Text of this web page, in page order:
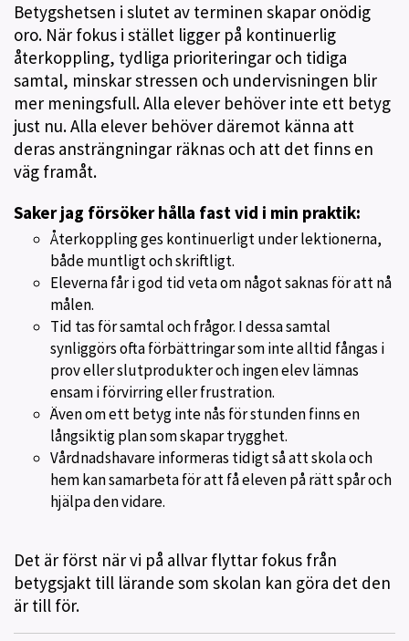
Betygshetsen i slutet av terminen skapar onödig
oro. När fokus i stället ligger på kontinuerlig
återkoppling, tydliga prioriteringar och tidiga
samtal, minskar stressen och undervisningen blir
mer meningsfull. Alla elever behöver inte ett betyg
just nu. Alla elever behöver däremot känna att
deras ansträngningar räknas och att det finns en
väg framåt.
Saker jag försöker hålla fast vid i min praktik:
Återkoppling ges kontinuerligt under lektionerna,
både muntligt och skriftligt.
Eleverna får i god tid veta om något saknas för att nå
målen.
Tid tas för samtal och frågor. I dessa samtal
synliggörs ofta förbättringar som inte alltid fångas i
prov eller slutprodukter och ingen elev lämnas
ensam i förvirring eller frustration.
Även om ett betyg inte nås för stunden finns en
långsiktig plan som skapar trygghet.
Vårdnadshavare informeras tidigt så att skola och
hem kan samarbeta för att få eleven på rätt spår och
hjälpa den vidare.
Det är först när vi på allvar flyttar fokus från
betygsjakt till lärande som skolan kan göra det den
är till för.